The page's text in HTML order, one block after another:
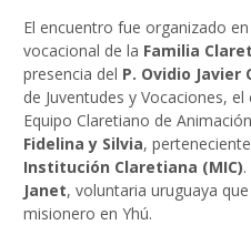
El encuentro fue organizado
vocacional de la Familia
presencia del P. Ovidio Javier
de Juventudes y Vocaciones,
Equipo Claretiano de
Fidelina y Silvia,
Institución Claretiana (MIC)
Janet, voluntaria uruguaya
misionero en Yhú.